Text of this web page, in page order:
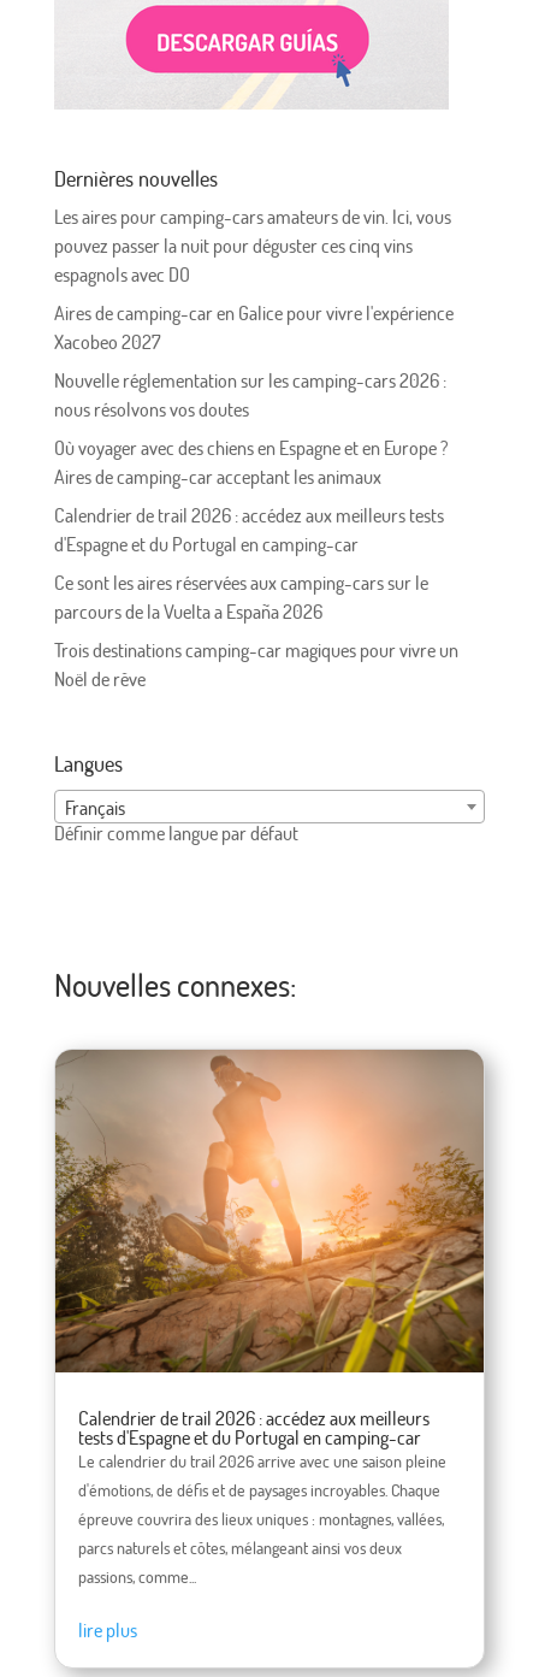
Dernières nouvelles
Les aires pour camping-cars amateurs de vin. Ici, vous
pouvez passer la nuit pour déguster ces cinq vins
espagnols avec DO
Aires de camping-car en Galice pour vivre l'expérience
Xacobeo 2027
Nouvelle réglementation sur les camping-cars 2026 :
nous résolvons vos doutes
Où voyager avec des chiens en Espagne et en Europe ?
Aires de camping-car acceptant les animaux
Calendrier de trail 2026 : accédez aux meilleurs tests
d'Espagne et du Portugal en camping-car
Ce sont les aires réservées aux camping-cars sur le
parcours de la Vuelta a España 2026
Trois destinations camping-car magiques pour vivre un
Noël de rêve
Langues
Français
Définir comme langue par défaut
Nouvelles connexes:
Calendrier de trail 2026 : accédez aux meilleurs
tests d'Espagne et du Portugal en camping-car
Le calendrier du trail 2026 arrive avec une saison pleine
d'émotions, de défis et de paysages incroyables. Chaque
épreuve couvrira des lieux uniques : montagnes, vallées,
parcs naturels et côtes, mélangeant ainsi vos deux
passions, comme...
lire plus